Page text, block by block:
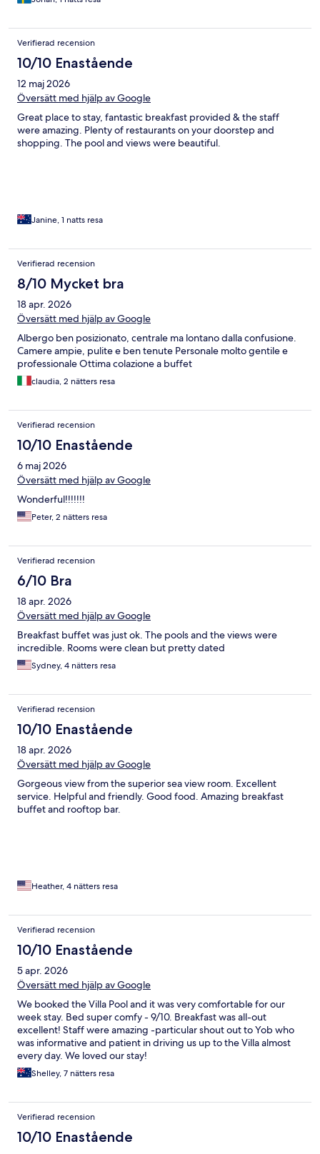
Verifierad recension
10/10 Enastående
12 maj 2026
Översätt med hjälp av Google
Great place to stay, fantastic breakfast provided & the staff
were amazing. Plenty of restaurants on your doorstep and
shopping. The pool and views were beautiful.
Janine, 1 natts resa
Verifierad recension
8/10 Mycket bra
18 apr. 2026
Översätt med hjälp av Google
Albergo ben posizionato, centrale ma lontano dalla confusione.
Camere ampie, pulite e ben tenute Personale molto gentile e
professionale Ottima colazione a buffet
claudia, 2 nätters resa
Verifierad recension
10/10 Enastående
6 maj 2026
Översätt med hjälp av Google
Wonderful!!!!!!!
Peter, 2 nätters resa
Verifierad recension
6/10 Bra
18 apr. 2026
Översätt med hjälp av Google
Breakfast buffet was just ok. The pools and the views were
incredible. Rooms were clean but pretty dated
Sydney, 4 nätters resa
Verifierad recension
10/10 Enastående
18 apr. 2026
Översätt med hjälp av Google
Gorgeous view from the superior sea view room. Excellent
service. Helpful and friendly. Good food. Amazing breakfast
buffet and rooftop bar.
Heather, 4 nätters resa
Verifierad recension
10/10 Enastående
5 apr. 2026
Översätt med hjälp av Google
We booked the Villa Pool and it was very comfortable for our
week stay. Bed super comfy - 9/10. Breakfast was all-out
excellent! Staff were amazing -particular shout out to Yob who
was informative and patient in driving us up to the Villa almost
every day. We loved our stay!
Shelley, 7 nätters resa
Verifierad recension
10/10 Enastående